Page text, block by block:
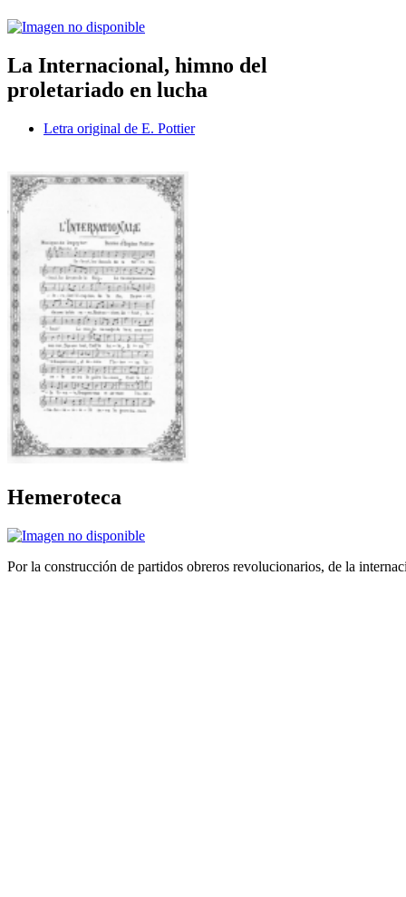
La Internacional, himno del
proletariado en lucha
Letra original de E. Pottier
Hemeroteca
Por la construcción de partidos obreros revolucionarios, de la